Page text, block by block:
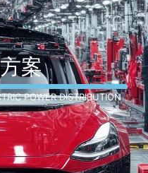
案
POWER DISTRIBUTION